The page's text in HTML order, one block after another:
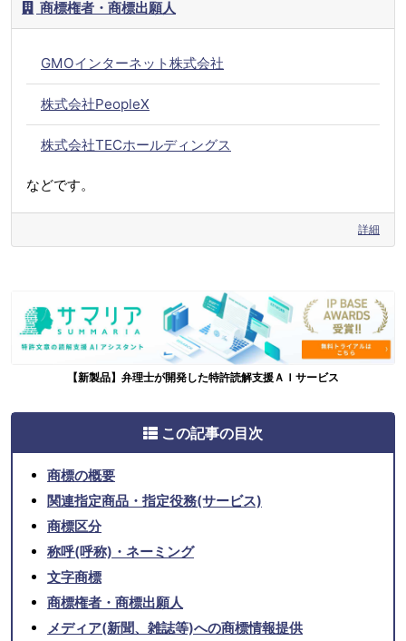
商標権者・商標出願人
GMOインターネット株式会社
株式会社PeopleX
株式会社TECホールディングス
などです。
詳細
【新製品】弁理士が開発した特許読解支援ＡＩサービス
この記事の目次
商標の概要
関連指定商品・指定役務(サービス)
商標区分
称呼(呼称)・ネーミング
文字商標
商標権者・商標出願人
メディア(新聞、雑誌等)への商標情報提供